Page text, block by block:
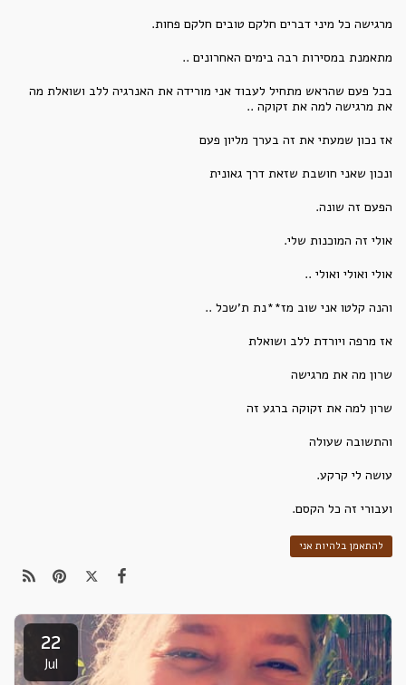
מרגישה כל מיני דברים חלקם טובים חלקם פחות.
מתאמנת במסירות רבה בימים האחרונים ..
בכל פעם שהראש מתחיל לעבוד אני מורידה את האנרגיה ללב ושואלת מה
את מרגישה למה את זקוקה ..
אז נכון שמעתי את זה בערך מליון פעם
ונכון שאני חושבת שזאת דרך גאונית
הפעם זה שונה.
אולי זה המוכנות שלי.
אולי ואולי ואולי ..
והנה קלטו אני שוב מז**נת ת'שכל ..
אז מרפה ויורדת ללב ושואלת
שרון מה את מרגישה
שרון למה את זקוקה ברגע זה
והתשובה שעולה
עושה לי קרקע.
ועבורי זה כל הקסם.
להתאמן בלהיות אני
22
Jul